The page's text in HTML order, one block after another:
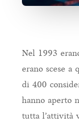
Nel 1993
erano scese a
di 400
hanno aperto
tutta l’attività